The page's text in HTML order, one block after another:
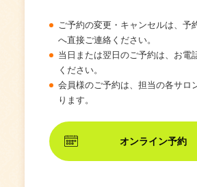
ご予約の変更・キャンセルは、予
へ直接ご連絡ください。
当日または翌日のご予約は、お電
ください。
会員様のご予約は、担当の各サロ
ります。
オンライン予約